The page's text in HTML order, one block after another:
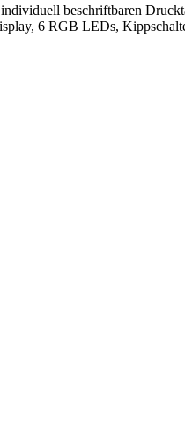
beschriftbaren
6 RGB LEDs,